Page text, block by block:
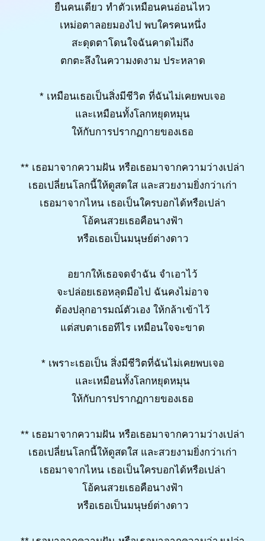
ยืนคนเดียว ทำตัวเหมือนคนอ่อนไหว
เหม่อตาลอยมองไป พบใครคนหนึ่ง
สะดุดตาโดนใจฉันคาดไม่ถึง
ตกตะลึงในความงดงาม ประหลาด
* เหมือนเธอเป็นสิ่งมีชีวิต ที่ฉันไม่เคยพบเจอ
และเหมือนทั้งโลกหยุดหมุน
ให้กับการปรากฏกายของเธอ
** เธอมาจากความฝัน หรือเธอมาจากความว่างเปล่า
เธอเปลี่ยนโลกนี้ให้ดูสดใส และสวยงามยิ่งกว่าเก่า
เธอมาจากไหน เธอเป็นใครบอกได้หรือเปล่า
โอ้คนสวยเธอคือนางฟ้า
หรือเธอเป็นมนุษย์ต่างดาว
อยากให้เธอจดจำฉัน จำเอาไว้
จะปล่อยเธอหลุดมือไป ฉันคงไม่อาจ
ต้องปลุกอารมณ์ตัวเอง ให้กล้าเข้าไว้
แต่สบตาเธอทีไร เหมือนใจจะขาด
* เพราะเธอเป็น สิ่งมีชีวิตที่ฉันไม่เคยพบเจอ
และเหมือนทั้งโลกหยุดหมุน
ให้กับการปรากฏกายของเธอ
** เธอมาจากความฝัน หรือเธอมาจากความว่างเปล่า
เธอเปลี่ยนโลกนี้ให้ดูสดใส และสวยงามยิ่งกว่าเก่า
เธอมาจากไหน เธอเป็นใครบอกได้หรือเปล่า
โอ้คนสวยเธอคือนางฟ้า
หรือเธอเป็นมนุษย์ต่างดาว